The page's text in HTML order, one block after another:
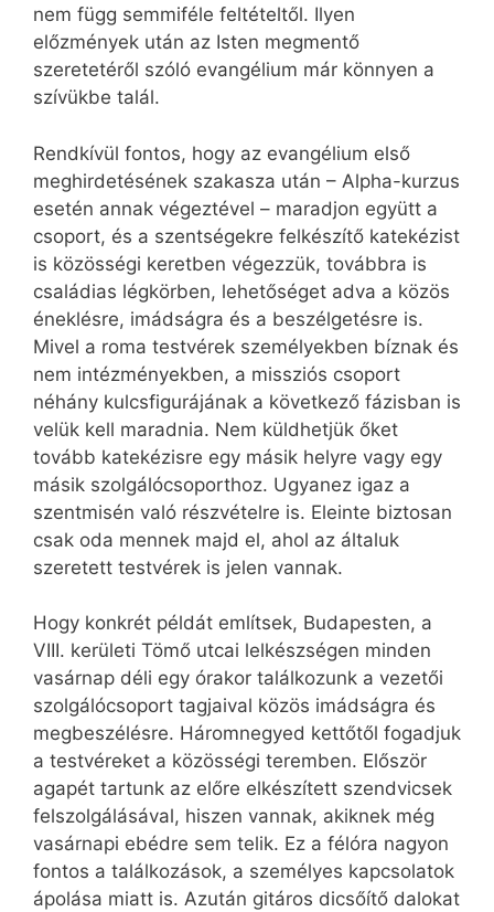
nem függ semmiféle feltételtől. Ilyen
előzmények után az Isten megmentő
szeretetéről szóló evangélium már könnyen a
szívükbe talál.
Rendkívül fontos, hogy az evangélium első
meghirdetésének szakasza után – Alpha-kurzus
esetén annak végeztével – maradjon együtt a
csoport, és a szentségekre felkészítő katekézist
is közösségi keretben végezzük, továbbra is
családias légkörben, lehetőséget adva a közös
éneklésre, imádságra és a beszélgetésre is.
Mivel a roma testvérek személyekben bíznak és
nem intézményekben, a missziós csoport
néhány kulcsfigurájának a következő fázisban is
velük kell maradnia. Nem küldhetjük őket
tovább katekézisre egy másik helyre vagy egy
másik szolgálócsoporthoz. Ugyanez igaz a
szentmisén való részvételre is. Eleinte biztosan
csak oda mennek majd el, ahol az általuk
szeretett testvérek is jelen vannak.
Hogy konkrét példát említsek, Budapesten, a
VIII. kerületi Tömő utcai lelkészségen minden
vasárnap déli egy órakor találkozunk a vezetői
szolgálócsoport tagjaival közös imádságra és
megbeszélésre. Háromnegyed kettőtől fogadjuk
a testvéreket a közösségi teremben. Először
agapét tartunk az előre elkészített szendvicsek
felszolgálásával, hiszen vannak, akiknek még
vasárnapi ebédre sem telik. Ez a félóra nagyon
fontos a találkozások, a személyes kapcsolatok
ápolása miatt is. Azután gitáros dicsőítő dalokat